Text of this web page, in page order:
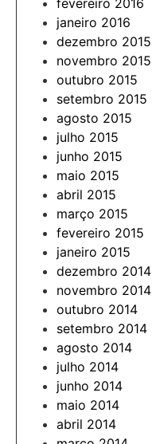
fevereiro 2016
janeiro 2016
dezembro 2015
novembro 2015
outubro 2015
setembro 2015
agosto 2015
julho 2015
junho 2015
maio 2015
abril 2015
março 2015
fevereiro 2015
janeiro 2015
dezembro 2014
novembro 2014
outubro 2014
setembro 2014
agosto 2014
julho 2014
junho 2014
maio 2014
abril 2014